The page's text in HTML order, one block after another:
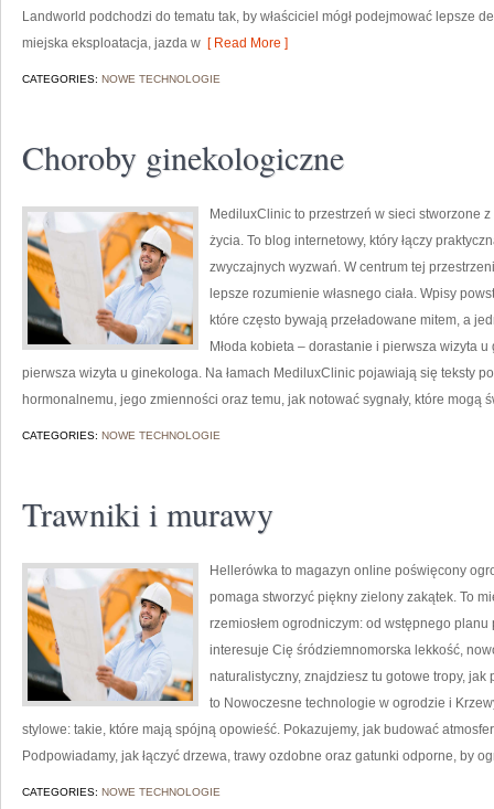
Landworld podchodzi do tematu tak, by właściciel mógł podejmować lepsze
miejska eksploatacja, jazda w [ Read More ]
CATEGORIES: NOWE TECHNOLOGIE
Choroby ginekologiczne
MediluxClinic to przestrzeń w sieci stworzone
życia. To blog internetowy, który łączy
zwyczajnych wyzwań. W centrum tej
lepsze rozumienie własnego ciała. Wpisy
które często bywają przeładowane mitem, a
Młoda kobieta – dorastanie i pierwsza wizyta
pierwsza wizyta u ginekologa. Na łamach MediluxClinic pojawiają się teksty
hormonalnemu, jego zmienności oraz temu, jak notować sygnały, które mogą
CATEGORIES: NOWE TECHNOLOGIE
Trawniki i murawy
Hellerówka to magazyn online poświęcony
pomaga stworzyć piękny zielony zakątek. To
rzemiosłem ogrodniczym: od wstępnego
interesuje Cię śródziemnomorska lekkość,
naturalistyczny, znajdziesz tu gotowe tropy,
to Nowoczesne technologie w ogrodzie i
stylowe: takie, które mają spójną opowieść. Pokazujemy, jak budować
Podpowiadamy, jak łączyć drzewa, trawy ozdobne oraz gatunki odporne, by
CATEGORIES: NOWE TECHNOLOGIE